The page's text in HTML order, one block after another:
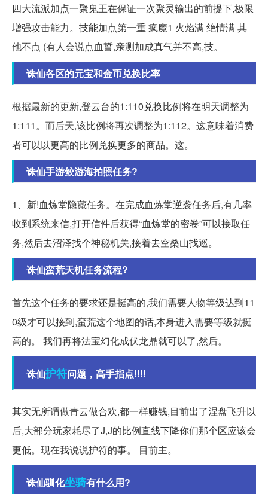
四大流派加点一聚鬼王在保证一次聚灵输出的前提下,极限
增强攻击能力。技能加点第一重 疯魔1 火焰满 绝情满 其
他不点 (有人会说点血誓,亲测加成真气并不高,技。
诛仙各区的元宝和金币兑换比率
根据最新的更新,登云台的1:110兑换比例将在明天调整为
1:111。而后天,该比例将再次调整为1:112。这意味着消费
者可以以更高的比例兑换更多的商品。这。
诛仙手游鲛游海拍照任务?
1、新!血炼堂隐藏任务。在完成血炼堂逆袭任务后,有几率
收到系统来信,打开信件后获得“血炼堂的密卷”可以接取任
务,然后去沼泽找个神秘机关,接着去空桑山找巡。
诛仙蛮荒天机任务流程?
首先这个任务的要求还是挺高的,我们需要人物等级达到11
0级才可以接到,蛮荒这个地图的话,本身进入需要等级就挺
高的。 我们再将法宝幻化成伏龙鼎就可以了,然后。
诛仙护符问题，高手指点!!!!
其实无所谓做青云做合欢,都一样赚钱,目前出了涅盘飞升以
后,大部分玩家耗尽了J,J的比例直线下降你们那个区应该会
更低。现在我说说护符的事。 目前主。
诛仙驯化坐骑有什么用?